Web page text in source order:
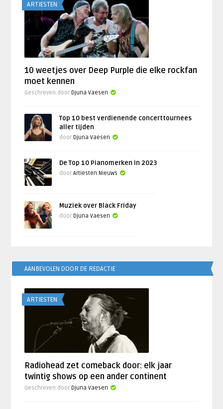
ARTIESTEN
10 weetjes over Deep Purple die elke rockfan
moet kennen
Geschreven door Djuna Vaesen
Top 10 best verdienende concerttournees
aller tijden
door Djuna Vaesen
De Top 10 Pianomerken in 2023
doorArtiesten Nieuws
Muziek over Black Friday
door Djuna Vaesen
AANBEVOLEN DOOR DE REDACTIE
ARTIESTEN
Radiohead zet comeback door: elk jaar
twintig shows op een ander continent
Geschreven door Djuna Vaesen